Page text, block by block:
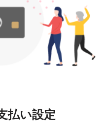
払い設定